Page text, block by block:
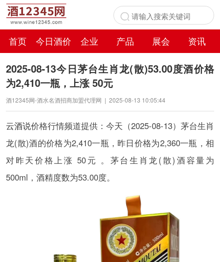
首页 今日酒价 企业 产品 展会
资讯
百科
2025-08-13今日茅台生肖龙(散)53.00度酒价格
为2,410一瓶，上涨 50元
酒12345网-酒水名酒招商加盟代理网 | 2025-08-13 10:05:44
云酒说价格行情频道提供：今天（2025-08-13）茅台生肖
龙(散)酒的价格为2,410一瓶，昨日价格为2,360一瓶，相
对昨天价格上涨 50元 。茅台生肖龙(散)酒容量为
500ml，酒精度数为53.00度。